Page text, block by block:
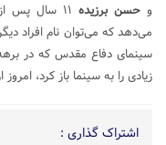
وحسن برزیده
می‌دهد که می‌توان نام افراد
سینمای دفاع مقدس که در
زیادی را به سینما باز کرد،
اشتراک گذاری :